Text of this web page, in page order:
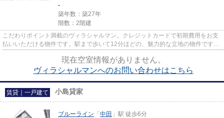
-
築年数：築27年
階数：2階建
こだわりポイント満載のヴィラシャルマン。クレジットカードで初期費用をお支
払いいただける物件です。駅まで歩いて12分ほどの、魅力的な立地の物件です。
現在空室情報がありません。
ヴィラシャルマンへのお問い合わせはこちら
賃貸｜一戸建て 小島貸家
ブルーライン 「 中田 」駅 徒歩6分